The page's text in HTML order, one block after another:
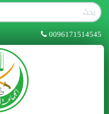
0096171514545